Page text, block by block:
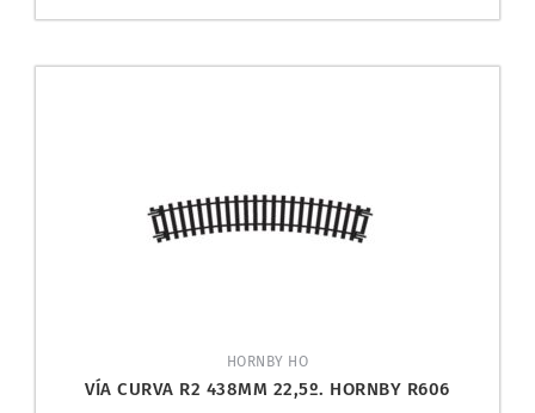
HORNBY HO
VÍA CURVA R2 438MM 22,5º. HORNBY R606